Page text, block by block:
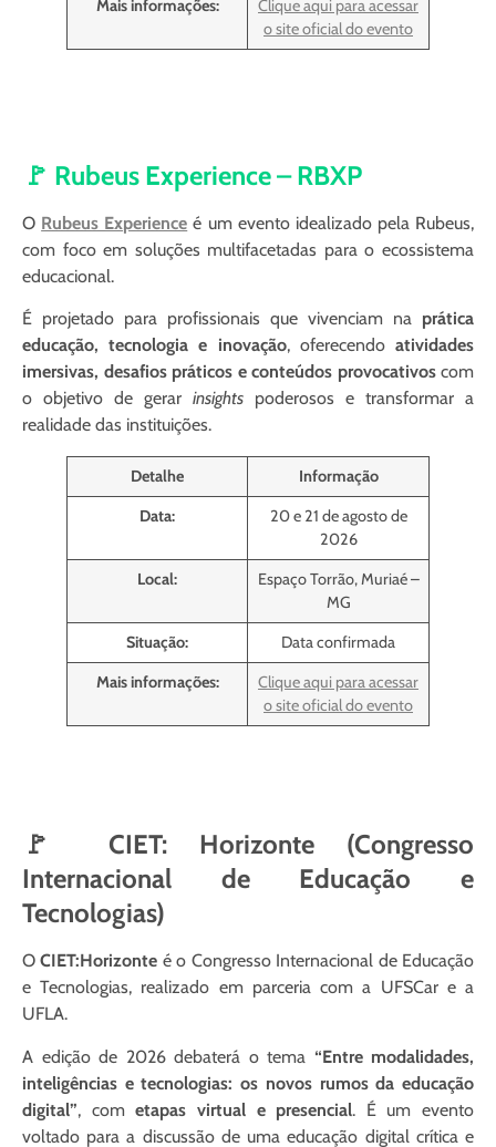
Mais informações:
Clique aqui para acessar
o site oficial do evento
🚩 Rubeus Experience – RBXP
O Rubeus Experience é um evento idealizado pela Rubeus,
com foco em soluções multifacetadas para o ecossistema
educacional.
É projetado para profissionais que vivenciam na prática
educação, tecnologia e inovação, oferecendoatividades
imersivas, desafios práticos e conteúdos provocativoscom
o objetivo de gerar insights poderosos e transformar a
realidade das instituições.
Detalhe
Informação
Data:
20 e 21 de agosto de
2026
Local:
Espaço Torrão, Muriaé –
MG
Situação:
Data confirmada
Mais informações:
Clique aqui para acessar
o site oficial do evento
🚩 CIET: Horizonte (Congresso
Internacional de Educação e
Tecnologias)
OCIET:Horizonte é o Congresso Internacional de Educação
e Tecnologias, realizado em parceria com a UFSCar e a
UFLA.
A edição de 2026 debaterá o tema “Entre modalidades,
inteligências e tecnologias: os novos rumos da educação
digital”, cometapas virtual e presencial. É um evento
voltado para a discussão de uma educação digital crítica e